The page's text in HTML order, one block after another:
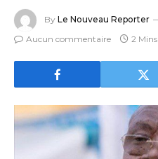
By Le Nouveau Reporter
Aucun commentaire
2